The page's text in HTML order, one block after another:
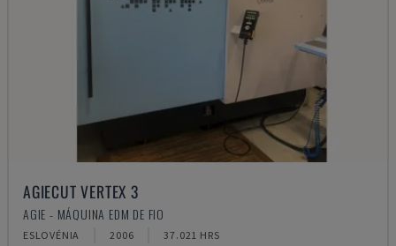
AGIECUT VERTEX 3
AGIE - MÁQUINA EDM DE FIO
ESLOVÉNIA 2006 37.021 HRS